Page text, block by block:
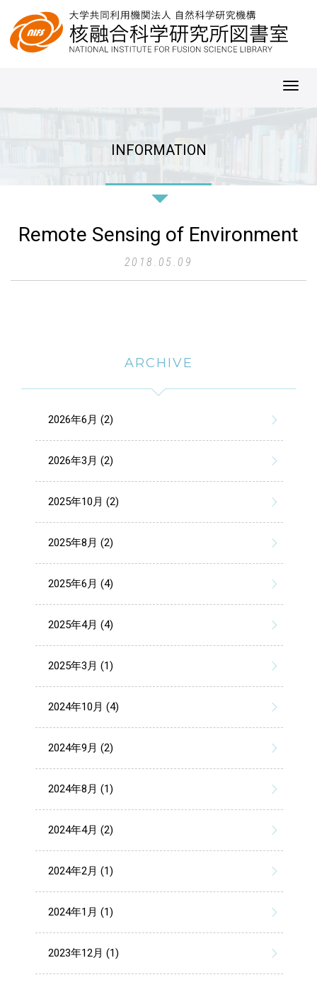
INFORMATION
Remote Sensing of Environment
2018.05.09
ARCHIVE
2026年6月 (2)
2026年3月 (2)
2025年10月 (2)
2025年8月 (2)
2025年6月 (4)
2025年4月 (4)
2025年3月 (1)
2024年10月 (4)
2024年9月 (2)
2024年8月 (1)
2024年4月 (2)
2024年2月 (1)
2024年1月 (1)
2023年12月 (1)